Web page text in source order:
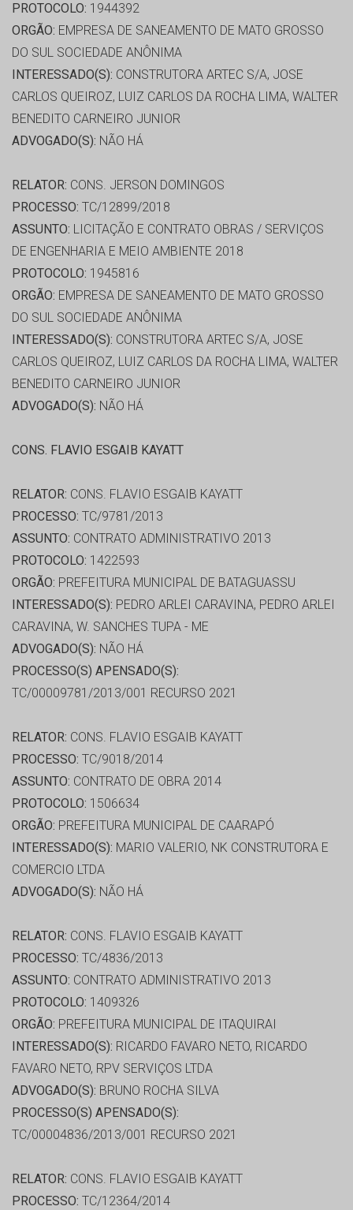
PROTOCOLO: 1944392
ORGÃO: EMPRESA DE SANEAMENTO DE MATO GROSSO
DO SUL SOCIEDADE ANÔNIMA
INTERESSADO(S): CONSTRUTORA ARTEC S/A, JOSE
CARLOS QUEIROZ, LUIZ CARLOS DA ROCHA LIMA, WALTER
BENEDITO CARNEIRO JUNIOR
ADVOGADO(S): NÃO HÁ
RELATOR: CONS. JERSON DOMINGOS
PROCESSO: TC/12899/2018
ASSUNTO: LICITAÇÃO E CONTRATO OBRAS / SERVIÇOS
DE ENGENHARIA E MEIO AMBIENTE 2018
PROTOCOLO: 1945816
ORGÃO: EMPRESA DE SANEAMENTO DE MATO GROSSO
DO SUL SOCIEDADE ANÔNIMA
INTERESSADO(S): CONSTRUTORA ARTEC S/A, JOSE
CARLOS QUEIROZ, LUIZ CARLOS DA ROCHA LIMA, WALTER
BENEDITO CARNEIRO JUNIOR
ADVOGADO(S): NÃO HÁ
CONS. FLAVIO ESGAIB KAYATT
RELATOR: CONS. FLAVIO ESGAIB KAYATT
PROCESSO: TC/9781/2013
ASSUNTO: CONTRATO ADMINISTRATIVO 2013
PROTOCOLO: 1422593
ORGÃO: PREFEITURA MUNICIPAL DE BATAGUASSU
INTERESSADO(S): PEDRO ARLEI CARAVINA, PEDRO ARLEI
CARAVINA, W. SANCHES TUPA - ME
ADVOGADO(S): NÃO HÁ
PROCESSO(S) APENSADO(S):
TC/00009781/2013/001 RECURSO 2021
RELATOR: CONS. FLAVIO ESGAIB KAYATT
PROCESSO: TC/9018/2014
ASSUNTO: CONTRATO DE OBRA 2014
PROTOCOLO: 1506634
ORGÃO: PREFEITURA MUNICIPAL DE CAARAPÓ
INTERESSADO(S): MARIO VALERIO, NK CONSTRUTORA E
COMERCIO LTDA
ADVOGADO(S): NÃO HÁ
RELATOR: CONS. FLAVIO ESGAIB KAYATT
PROCESSO: TC/4836/2013
ASSUNTO: CONTRATO ADMINISTRATIVO 2013
PROTOCOLO: 1409326
ORGÃO: PREFEITURA MUNICIPAL DE ITAQUIRAI
INTERESSADO(S): RICARDO FAVARO NETO, RICARDO
FAVARO NETO, RPV SERVIÇOS LTDA
ADVOGADO(S): BRUNO ROCHA SILVA
PROCESSO(S) APENSADO(S):
TC/00004836/2013/001 RECURSO 2021
RELATOR: CONS. FLAVIO ESGAIB KAYATT
PROCESSO: TC/12364/2014